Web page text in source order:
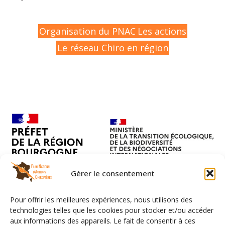
Gérer le consentement
Pour offrir les meilleures expériences, nous utilisons des
technologies telles que les cookies pour stocker et/ou accéder
aux informations des appareils. Le fait de consentir à ces
Organisation du PNAC Les actions
Le réseau Chiro en région